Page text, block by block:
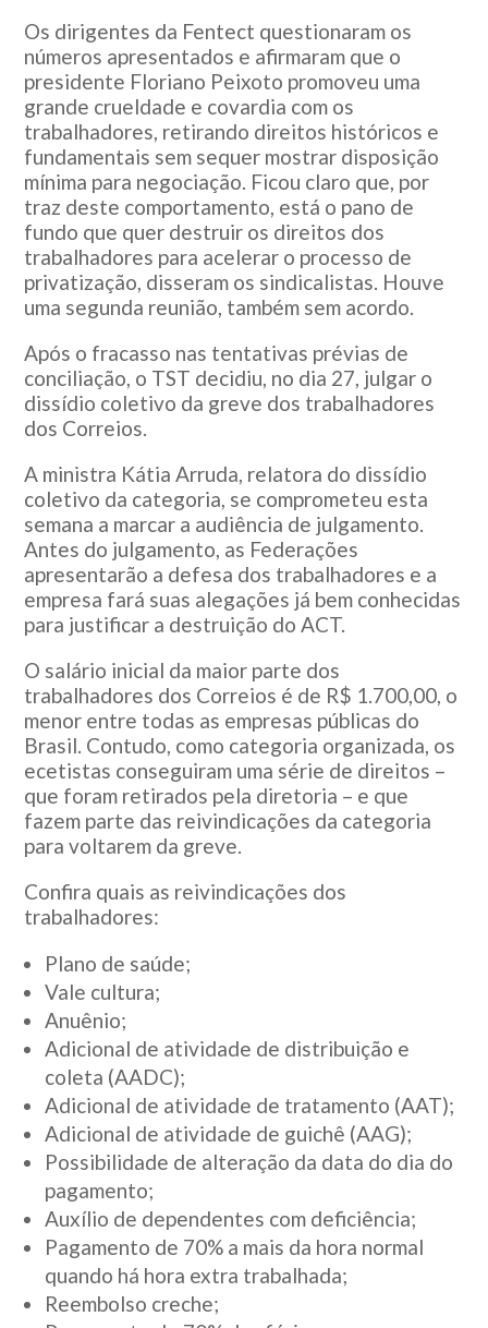
Os dirigentes da Fentect questionaram os
números apresentados e afirmaram que o
presidente Floriano Peixoto promoveu uma
grande crueldade e covardia com os
trabalhadores, retirando direitos históricos e
fundamentais sem sequer mostrar disposição
mínima para negociação. Ficou claro que, por
traz deste comportamento, está o pano de
fundo que quer destruir os direitos dos
trabalhadores para acelerar o processo de
privatização, disseram os sindicalistas. Houve
uma segunda reunião, também sem acordo.
Após o fracasso nas tentativas prévias de
conciliação, o TST decidiu, no dia 27, julgar o
dissídio coletivo da greve dos trabalhadores
dos Correios.
A ministra Kátia Arruda, relatora do dissídio
coletivo da categoria, se comprometeu esta
semana a marcar a audiência de julgamento.
Antes do julgamento, as Federações
apresentarão a defesa dos trabalhadores e a
empresa fará suas alegações já bem conhecidas
para justificar a destruição do ACT.
O salário inicial da maior parte dos
trabalhadores dos Correios é de R$ 1.700,00, o
menor entre todas as empresas públicas do
Brasil. Contudo, como categoria organizada, os
ecetistas conseguiram uma série de direitos –
que foram retirados pela diretoria – e que
fazem parte das reivindicações da categoria
para voltarem da greve.
Confira quais as reivindicações dos
trabalhadores:
Plano de saúde;
Vale cultura;
Anuênio;
Adicional de atividade de distribuição e
coleta (AADC);
Adicional de atividade de tratamento (AAT);
Adicional de atividade de guichê (AAG);
Possibilidade de alteração da data do dia do
pagamento;
Auxílio de dependentes com deficiência;
Pagamento de 70% a mais da hora normal
quando há hora extra trabalhada;
Reembolso creche;